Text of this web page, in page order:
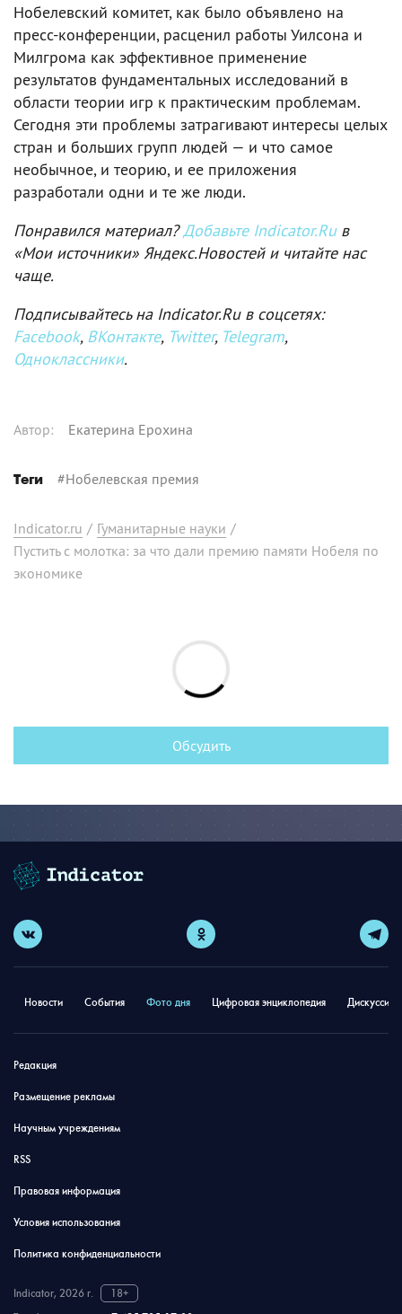
Нобелевский комитет, как было объявлено на
пресс-конференции, расценил работы Уилсона и
Милгрома как эффективное применение
результатов фундаментальных исследований в
области теории игр к практическим проблемам.
Сегодня эти проблемы затрагивают интересы целых
стран и больших групп людей — и что самое
необычное, и теорию, и ее приложения
разработали одни и те же люди.
Понравился материал?Добавьте Indicator.Ruв
«Мои источники» Яндекс.Новостей и читайте нас
чаще.
Подписывайтесь на Indicator.Ru в соцсетях:
Facebook, ВКонтакте, Twitter, Telegram,
Одноклассники.
Автор: Екатерина Ерохина
Теги #Нобелевская премия
Indicator.ru / Гуманитарные науки /
Пустить с молотка: за что дали премию памяти Нобеля по
экономике
Обсудить
Новости События Фото дня Цифровая энциклопедия
Редакция
Размещение рекламы
Научным учреждениям
RSS
Правовая информация
Условия использования
Политика конфиденциальности
Indicator, 2026 г.
18+